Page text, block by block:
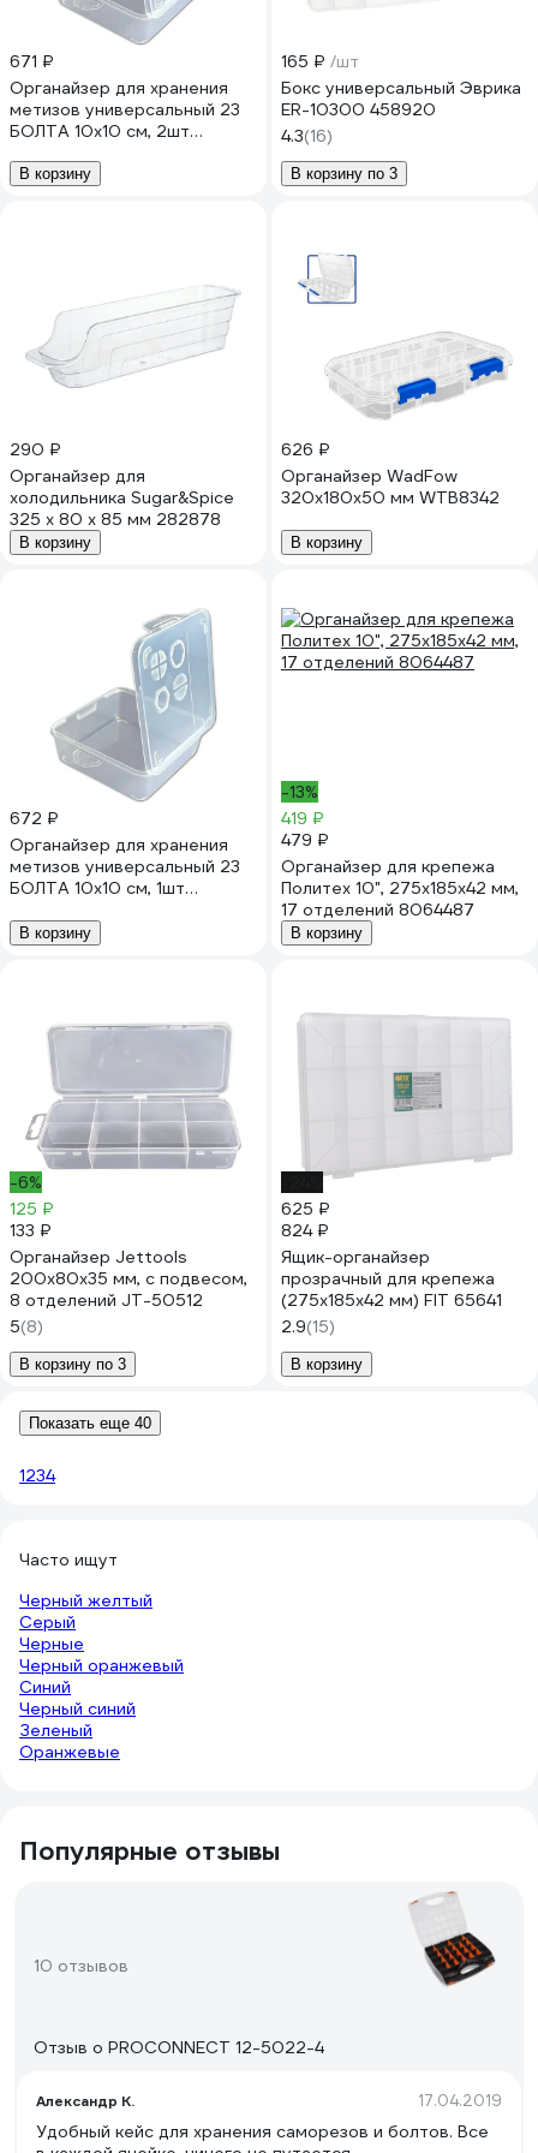
671 ₽
Органайзер для хранения
метизов универсальный 23
БОЛТА 10х10 см, 2шт
В корзину
165 ₽ /шт
Бокс универсальный Эврика
ER-10300 458920
4.3(16)
В корзину по 3
290 ₽
Органайзер для
холодильника Sugar&Spice
325 x 80 x 85 мм 282878
В корзину
626 ₽
Органайзер WadFow
320х180х50 мм WTB8342
В корзину
672 ₽
Органайзер для хранения
метизов универсальный 23
БОЛТА 10х10 см, 1шт
В корзину
-13%
419 ₽
479 ₽
Органайзер для крепежа
Политех 10", 275x185x42 мм,
17 отделений 8064487
В корзину
-6%
125 ₽
133 ₽
Органайзер Jettools
200x80x35 мм, с подвесом,
8 отделений JT-50512
5(8)
В корзину по 3
625 ₽
824 ₽
Ящик-органайзер
прозрачный для крепежа
(275х185х42 мм) FIT 65641
2.9(15)
В корзину
Показать еще 40
1234
Часто ищут
Черный желтый
Серый
Черные
Черный оранжевый
Синий
Черный синий
Зеленый
Оранжевые
Популярные отзывы
10 отзывов
Отзыв о PROCONNECT 12-5022-4
Александр К. 17.04.2019
Удобный кейс для хранения саморезов и болтов. Все